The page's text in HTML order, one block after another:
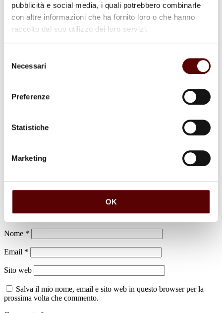
pubblicità e social media, i quali potrebbero combinarle
con altre informazioni che ha fornito loro o che hanno
raccolto dal suo utilizzo dei loro servizi.
delNecessari
Preferenze
Statistiche
Marketing
OK
Mauro Cremonini
2 Maggio 1952 - 22 Marzo 2023
Lascia un commento
Il tuo indirizzo email non sarà pubblicato.
contrassegnati*
Nome *
Email *
Sito web
Salva il mio nome, email e sito web in questo browser per la
prossima volta che commento.